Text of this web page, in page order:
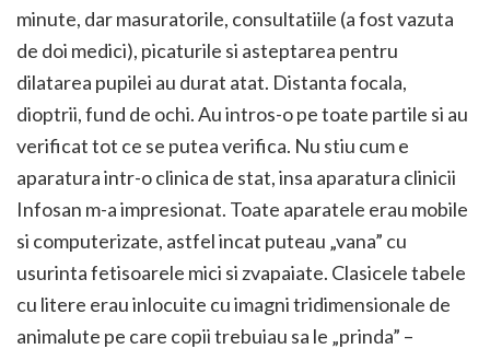
minute, dar masuratorile, consultatiile (a fost vazuta
de doi medici), picaturile si asteptarea pentru
dilatarea pupilei au durat atat. Distanta focala,
dioptrii, fund de ochi. Au intros-o pe toate partile si au
verificat tot ce se putea verifica. Nu stiu cum e
aparatura intr-o clinica de stat, insa aparatura clinicii
Infosan m-a impresionat. Toate aparatele erau mobile
si computerizate, astfel incat puteau „vana” cu
usurinta fetisoarele mici si zvapaiate. Clasicele tabele
cu litere erau inlocuite cu imagni tridimensionale de
animalute pe care copii trebuiau sa le „prinda” –